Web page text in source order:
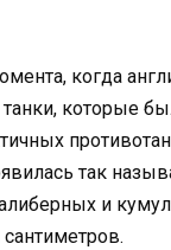
когда
которые
так
и